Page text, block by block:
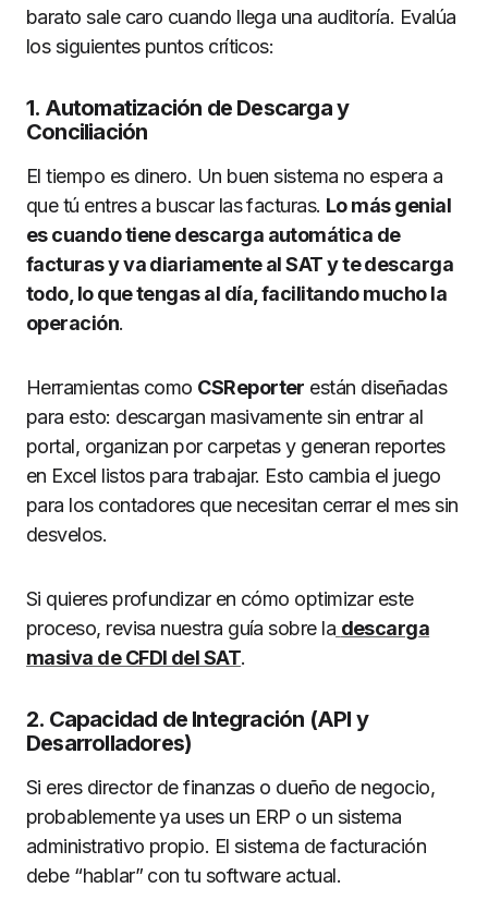
barato sale caro cuando llega una auditoría. Evalúa
los siguientes puntos críticos:
1. Automatización de Descarga y
Conciliación
El tiempo es dinero. Un buen sistema no espera a
que tú entres a buscar las facturas. Lo más genial
es cuando tiene descarga automática de
facturas y va diariamente al SAT y te descarga
todo, lo que tengas al día, facilitando mucho la
operación.
Herramientas como CSReporter están diseñadas
para esto: descargan masivamente sin entrar al
portal, organizan por carpetas y generan reportes
en Excel listos para trabajar. Esto cambia el juego
para los contadores que necesitan cerrar el mes sin
desvelos.
Si quieres profundizar en cómo optimizar este
proceso, revisa nuestra guía sobre la descarga
masiva de CFDI del SAT.
2. Capacidad de Integración (API y
Desarrolladores)
Si eres director de finanzas o dueño de negocio,
probablemente ya uses un ERP o un sistema
administrativo propio. El sistema de facturación
debe “hablar” con tu software actual.